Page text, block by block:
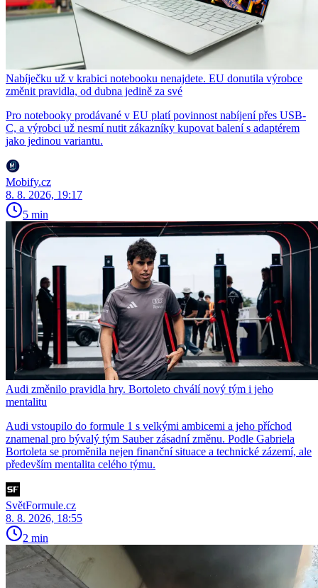
Nabíječku už v krabici notebooku nenajdete. EU donutila výrobce
změnit pravidla, od dubna jedině za své
Pro notebooky prodávané v EU platí povinnost nabíjení přes USB-
C, a výrobci už nesmí nutit zákazníky kupovat balení s adaptérem
jako jedinou variantu.
Mobify.cz
8. 8. 2026, 19:17
5 min
Audi změnilo pravidla hry. Bortoleto chválí nový tým i jeho
mentalitu
Audi vstoupilo do formule 1 s velkými ambicemi a jeho příchod
znamenal pro bývalý tým Sauber zásadní změnu. Podle Gabriela
Bortoleta se proměnila nejen finanční situace a technické zázemí, ale
především mentalita celého týmu.
SvětFormule.cz
8. 8. 2026, 18:55
2 min